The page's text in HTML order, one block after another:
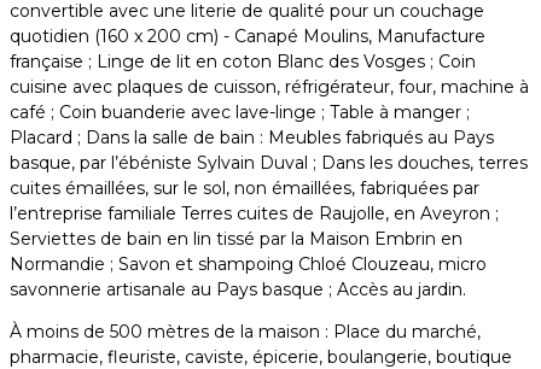
convertible avec une literie de qualité pour un couchage
quotidien (160 x 200 cm) - Canapé Moulins, Manufacture
française ; Linge de lit en coton Blanc des Vosges ; Coin
cuisine avec plaques de cuisson, réfrigérateur, four, machine à
café ; Coin buanderie avec lave-linge ; Table à manger ;
Placard ; Dans la salle de bain : Meubles fabriqués au Pays
basque, par l’ébéniste Sylvain Duval ; Dans les douches, terres
cuites émaillées, sur le sol, non émaillées, fabriquées par
l’entreprise familiale Terres cuites de Raujolle, en Aveyron ;
Serviettes de bain en lin tissé par la Maison Embrin en
Normandie ; Savon et shampoing Chloé Clouzeau, micro
savonnerie artisanale au Pays basque ; Accès au jardin.
À moins de 500 mètres de la maison : Place du marché,
pharmacie, fleuriste, caviste, épicerie, boulangerie, boutique